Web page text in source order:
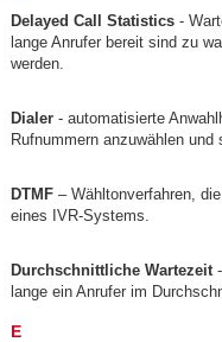
Delayed Call Statistics -
lange Anrufer bereit sind zu
werden.
Dialer - automatisierte
Rufnummern anzuwählen
DTMF – Wähltonverfahren,
eines IVR-Systems.
Durchschnittliche Wartezeit-
lange ein Anrufer im
E